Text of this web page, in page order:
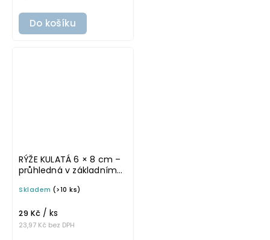
Do košíku
RÝŽE KULATÁ 6 × 8 cm –
průhledná v základním
samolepka na
Skladem (>10 ks)
23,97 Kč bez DPH
29 Kč / ks